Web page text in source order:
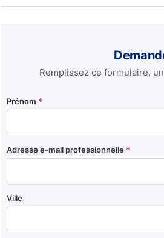
Remplissez ce formulaire,
Prénom *
Adresse e-mail professionnelle *
Ville